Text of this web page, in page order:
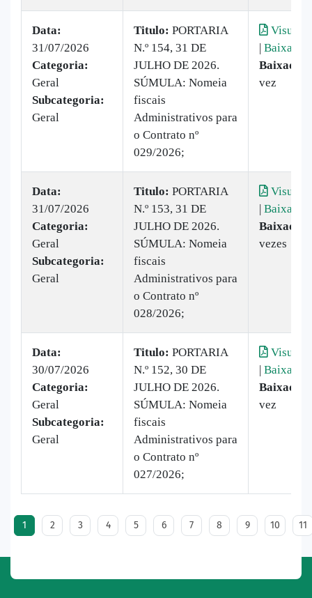
Data:
31/07/2026
Categoria:
Geral
Subcategoria:
Geral
Titulo: PORTARIA
N.º 154, 31 DE
JULHO DE 2026.
SÚMULA: Nomeia
fiscais
Administrativos para
o Contrato nº
029/2026;
| Baixar
Baixado:
vez
Data:
31/07/2026
Categoria:
Geral
Subcategoria:
Geral
Titulo: PORTARIA
N.º 153, 31 DE
JULHO DE 2026.
SÚMULA: Nomeia
fiscais
Administrativos para
o Contrato nº
028/2026;
| Baixar
Baixado:
vezes
Data:
30/07/2026
Categoria:
Geral
Subcategoria:
Geral
Titulo: PORTARIA
N.º 152, 30 DE
JULHO DE 2026.
SÚMULA: Nomeia
fiscais
Administrativos para
o Contrato nº
027/2026;
| Baixar
Baixado:
vez
1 2 3 4 5 6 7 8 9 10 11